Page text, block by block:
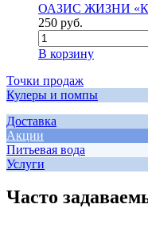
ОАЗИС ЖИЗНИ
250 руб.
В корзину
Точки продаж
Кулеры и помпы
Доставка
Акции
Питьевая вода
Услуги
Часто